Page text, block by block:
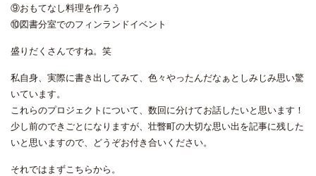
⑨おもてなし料理を作ろう
⑩図書分室でのフィンランドイベント
盛りだくさんですね。笑
私自身、実際に書き出してみて、色々やったんだなぁとしみじみ思い驚
いています。
これらのプロジェクトについて、数回に分けてお話したいと思います！
少し前のできごとになりますが、壮瞥町の大切な思い出を記事に残した
いと思いますので、どうぞお付き合いください。
それではまずこちらから。